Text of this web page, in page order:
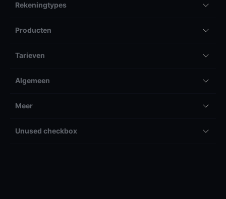
Rekeningtypes
Producten
Tarieven
Algemeen
Meer
Unused checkbox